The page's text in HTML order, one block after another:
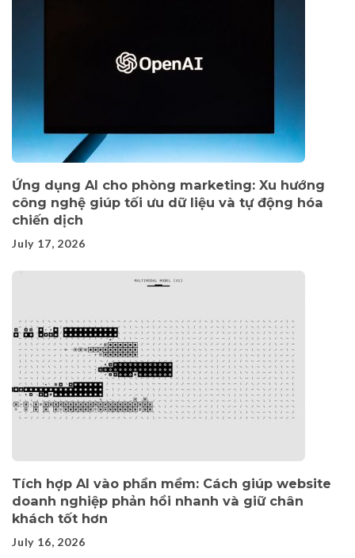
Ứng dụng AI cho phòng marketing: Xu hướng
công nghệ giúp tối ưu dữ liệu và tự động hóa
chiến dịch
July 17, 2026
Tích hợp AI vào phần mềm: Cách giúp website
doanh nghiệp phản hồi nhanh và giữ chân
khách tốt hơn
July 16, 2026